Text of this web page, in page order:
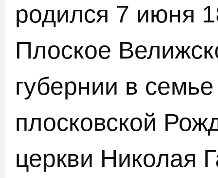
родился 7 июня
Плоское
губернии в
плосковской
церкви Николая